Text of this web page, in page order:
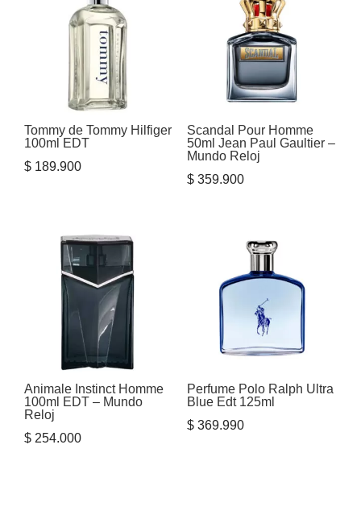
Tommy de Tommy Hilfiger
100ml EDT
$ 189.900
Scandal Pour Homme
50ml Jean Paul Gaultier –
Mundo Reloj
$359.900
Animale Instinct Homme
100ml EDT – Mundo
Reloj
$ 254.000
Perfume Polo Ralph Ultra
Blue Edt 125ml
$369.990